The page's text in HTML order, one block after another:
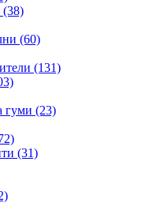
(38)
(60)
(131)
гуми (23)
(31)